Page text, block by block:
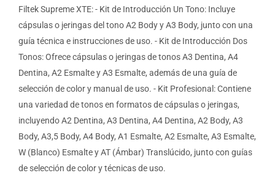
Filtek Supreme XTE: - Kit de Introducción Un Tono: Incluye
cápsulas o jeringas del tono A2 Body y A3 Body, junto con una
guía técnica e instrucciones de uso. - Kit de Introducción Dos
Tonos: Ofrece cápsulas o jeringas de tonos A3 Dentina, A4
Dentina, A2 Esmalte y A3 Esmalte, además de una guía de
selección de color y manual de uso. - Kit Profesional: Contiene
una variedad de tonos en formatos de cápsulas o jeringas,
incluyendo A2 Dentina, A3 Dentina, A4 Dentina, A2 Body, A3
Body, A3,5 Body, A4 Body, A1 Esmalte, A2 Esmalte, A3 Esmalte,
W (Blanco) Esmalte y AT (Ámbar) Translúcido, junto con guías
de selección de color y técnicas de uso.